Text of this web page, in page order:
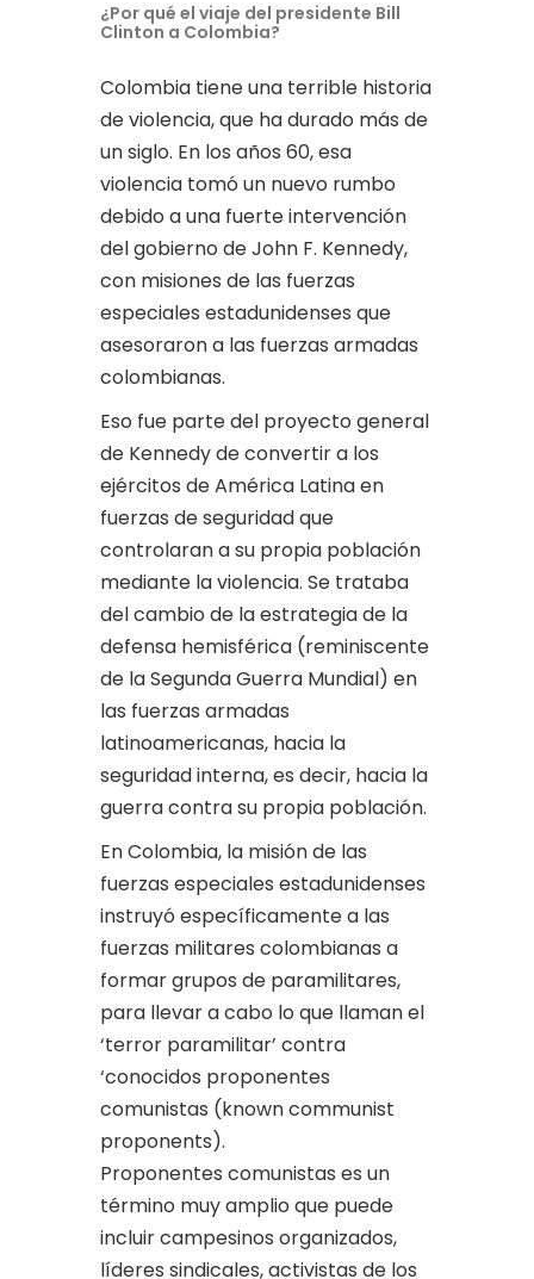
¿Por qué el viaje del presidente Bill
Clinton a Colombia?
Colombia tiene una terrible historia
de violencia, que ha durado más de
un siglo. En los años 60, esa
violencia tomó un nuevo rumbo
debido a una fuerte intervención
del gobierno de John F. Kennedy,
con misiones de las fuerzas
especiales estadunidenses que
asesoraron a las fuerzas armadas
colombianas.
Eso fue parte del proyecto general
de Kennedy de convertir a los
ejércitos de América Latina en
fuerzas de seguridad que
controlaran a su propia población
mediante la violencia. Se trataba
del cambio de la estrategia de la
defensa hemisférica (reminiscente
de la Segunda Guerra Mundial) en
las fuerzas armadas
latinoamericanas, hacia la
seguridad interna, es decir, hacia la
guerra contra su propia población.
En Colombia, la misión de las
fuerzas especiales estadunidenses
instruyó específicamente a las
fuerzas militares colombianas a
formar grupos de paramilitares,
para llevar a cabo lo que llaman el
‘terror paramilitar’ contra
‘conocidos proponentes
comunistas (known communist
proponents).
Proponentes comunistas es un
término muy amplio que puede
incluir campesinos organizados,
líderes sindicales, activistas de los